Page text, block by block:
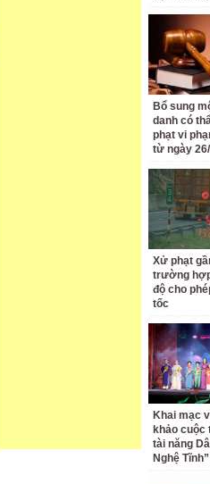
Bổ sung
danh có
phạt vi
từ ngày
Xử phạt
trường
độ cho
tốc
Khai mạc
khảo cuộc
tài năng
Nghệ